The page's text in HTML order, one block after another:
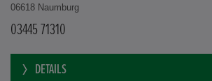
06618 Naumburg
03445 71310
DETAILS